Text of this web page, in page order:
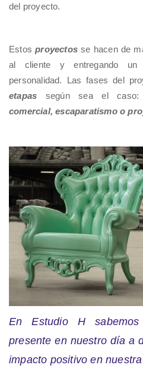
del proyecto.
Estosproyectosse hacen de
al cliente yentregando un
personalidad.​ Las fases del
etapas según sea el caso:
comercial, escaparatismo o
En Estudio H
presente en nuestro día a
impacto positivo en